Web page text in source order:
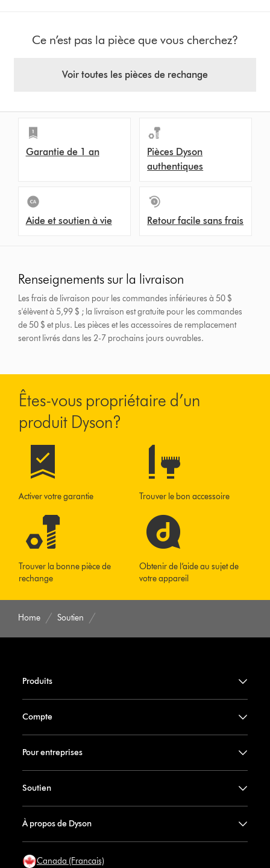
Ce n’est pas la pièce que vous cherchez?
Voir toutes les pièces de rechange
Garantie de 1 an
Pièces Dyson
authentiques
Aide et soutien à vie Retour facile sans frais
Renseignements sur la livraison
Les frais de livraison pour les commandes inférieures à 50 $
s'élèvent à 5,99 $ ; la livraison est gratuite pour les commandes
de 50 $ et plus. Les pièces et les accessoires de remplacement
seront livrés dans les 2-7 prochains jours ouvrables.
Êtes-vous propriétaire d’un
produit Dyson?
Activer votre garantie Trouver le bon accessoire
Trouver la bonne pièce de
rechange
Obtenir de l’aide au sujet de
votre appareil
Home Soutien
Produits
Compte
Pour entreprises
Soutien
À propos de Dyson
Canada (Francais)